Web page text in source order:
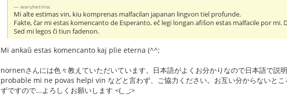
waruhetima:
Mi alte estimas vin, kiu komprenas malfacilan japanan lingvon tiel profunde.
Fakte, ĉar mi estas komencanto de Esperanto, eĉ legi longan afiŝon estas malfacile por mi.
Sed mi legos ĉi tiun fadenon.
Mi ankaŭ estas komencanto kaj plie eterna (^^;
nornenさんには色々教えていただいています。日本語がよくお分かりなので日本語で説
probable mi ne povas helpi vin などと言わず、ご協力ください。お互い分からないと
ずですので...よろしくお願いします <(_ _;>